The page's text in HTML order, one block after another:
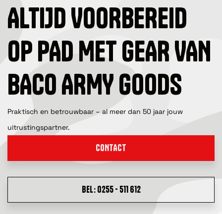
ALTIJD VOORBEREID
OP PAD MET GEAR VAN
BACO ARMY GOODS
Praktisch en betrouwbaar – al meer dan 50 jaar jouw
uitrustingspartner.
CONTACT
BEL: 0255 - 511 612